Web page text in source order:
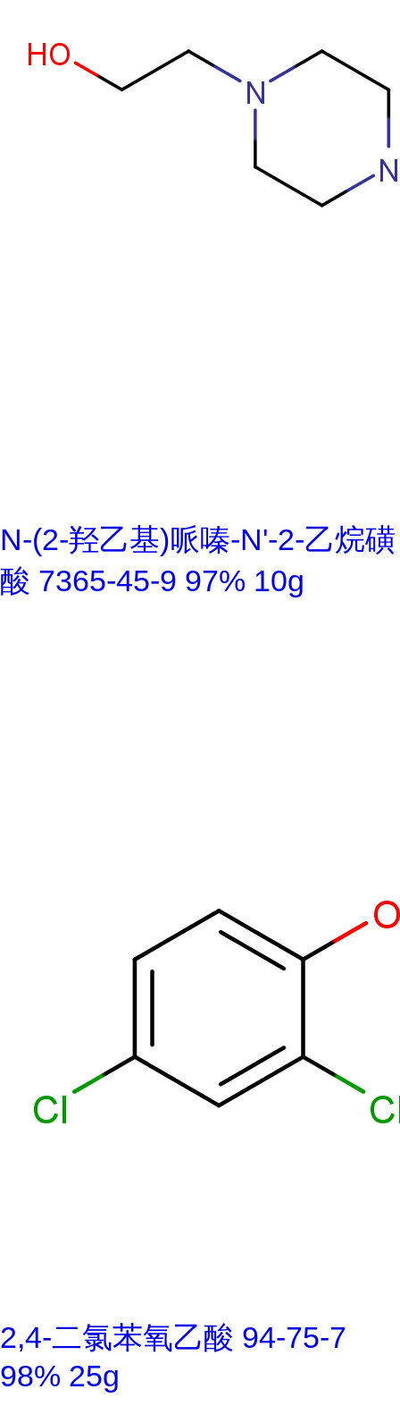
N-(2-羟乙基)哌嗪-N'-2-乙烷磺
酸 7365-45-9 97% 10g
2,4-二氯苯氧乙酸 94-75-7
98% 25g